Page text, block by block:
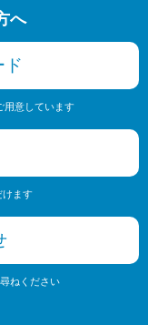
へ
用意しています
けます
ねください